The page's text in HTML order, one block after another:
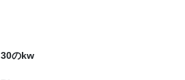
30のkw